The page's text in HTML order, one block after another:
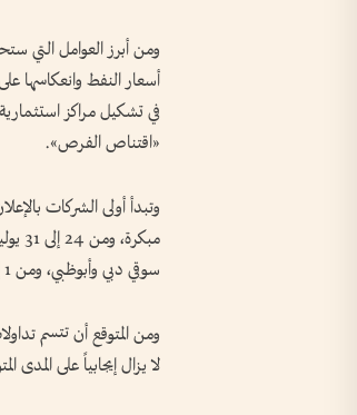
ومن أبرز العوامل التي
أسعار النفط وانعكاسها
في تشكيل مراكز
«اقتناص الفرص».
سوقي دبي وأبوظبي، ومن 1 إلى 14 أغسطس تستكمل بقية الشركات نتائجها قبل انتهاء المهلة التنظيمية.
ومن المتوقع أن تتسم
لا يزال إيجابياً على